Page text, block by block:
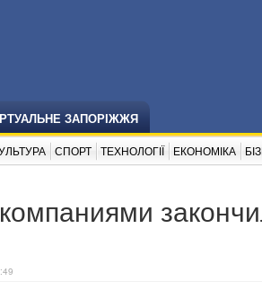
ЗАПОРІЖЖЯ
СПОРТ ТЕХНОЛОГІЇ ЕКОНОМІКА